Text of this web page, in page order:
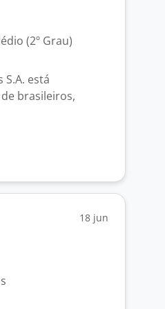
(2º Grau)
está
brasileiros,
18 jun